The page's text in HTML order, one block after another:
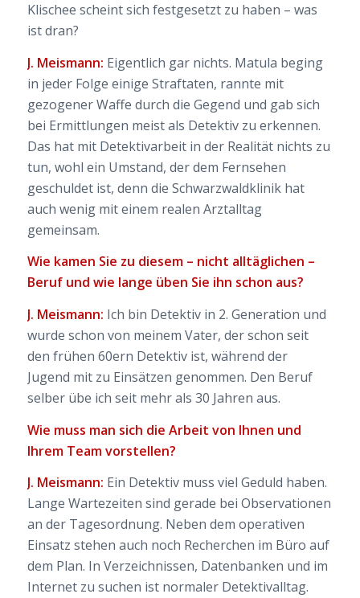
Klischee scheint sich festgesetzt zu haben – was
ist dran?
J. Meismann: Eigentlich gar nichts. Matula beging
in jeder Folge einige Straftaten, rannte mit
gezogener Waffe durch die Gegend und gab sich
bei Ermittlungen meist als Detektiv zu erkennen.
Das hat mit Detektivarbeit in der Realität nichts zu
tun, wohl ein Umstand, der dem Fernsehen
geschuldet ist, denn die Schwarzwaldklinik hat
auch wenig mit einem realen Arztalltag
gemeinsam.
Wie kamen Sie zu diesem – nicht alltäglichen –
Beruf und wie lange üben Sie ihn schon aus?
J. Meismann: Ich bin Detektiv in 2. Generation und
wurde schon von meinem Vater, der schon seit
den frühen 60ern Detektiv ist, während der
Jugend mit zu Einsätzen genommen. Den Beruf
selber übe ich seit mehr als 30 Jahren aus.
Wie muss man sich die Arbeit von Ihnen und
Ihrem Team vorstellen?
J. Meismann: Ein Detektiv muss viel Geduld haben.
Lange Wartezeiten sind gerade bei Observationen
an der Tagesordnung. Neben dem operativen
Einsatz stehen auch noch Recherchen im Büro auf
dem Plan. In Verzeichnissen, Datenbanken und im
Internet zu suchen ist normaler Detektivalltag.